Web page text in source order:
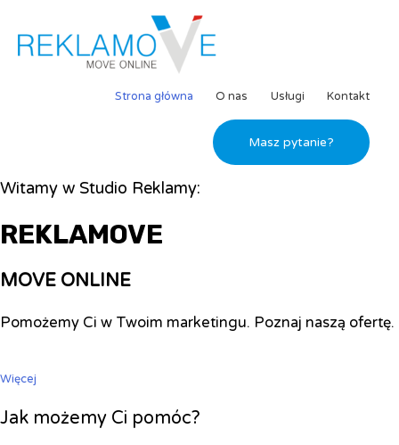
Strona główna O nas Usługi Kontakt
Masz pytanie?
Witamy w Studio Reklamy:
REKLAMOVE
MOVE ONLINE
Pomożemy Ci w Twoim marketingu. Poznaj naszą ofertę.
Więcej
Jak możemy Ci pomóc?